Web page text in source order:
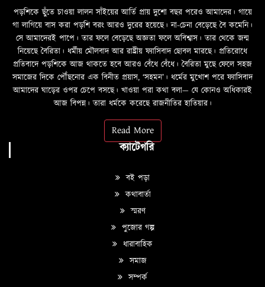
পড়শিকে ছুঁতে চাওয়া লালন সাঁইয়ের আর্তি প্রায় দুশো বছর পরেও আমাদের। গায়ে
গা লাগিয়ে বাস করা পড়শি বরং আরও দুরের হয়েছে। না-চেনা বেড়েছে বৈ কমেনি।
সে আমাদেরই পাপে। তার ফলে বেড়েছে অজ্ঞতা ফলে অবিশ্বাস। তার থেকে জন্ম
নিয়েছে বৈরিতা। ধর্মীয় মৌলবাদ আর রাষ্ট্রীয় ফ্যাসিবাদ ছোবল মারছে। প্রতিরোধে
প্রতিবাদে পড়শিকে আজ থাকতে হবে আরও বেঁধে বেঁধে। বৈরিতা মুছে ফেলে সহজ
সমাজের দিকে পৌঁছনোর এক বিনীত প্রয়াস, ‘সহমন’। ধর্মের মুখোশ পরে ফ্যাসিবাদ
আমাদের ঘাড়ের ওপর চেপে বসছে। খাওয়া পরা কথা বলা—­­ যে কোনও অধিকারই
আজ বিপন্ন। তারা ধর্মকে করেছে রাজনীতির হাতিয়ার।
Read More
ক্যাটেগরি
বই পড়া
কথাবার্তা
স্মরণ
পুজোর গল্প
ধারাবাহিক
সমাজ
সম্পর্ক